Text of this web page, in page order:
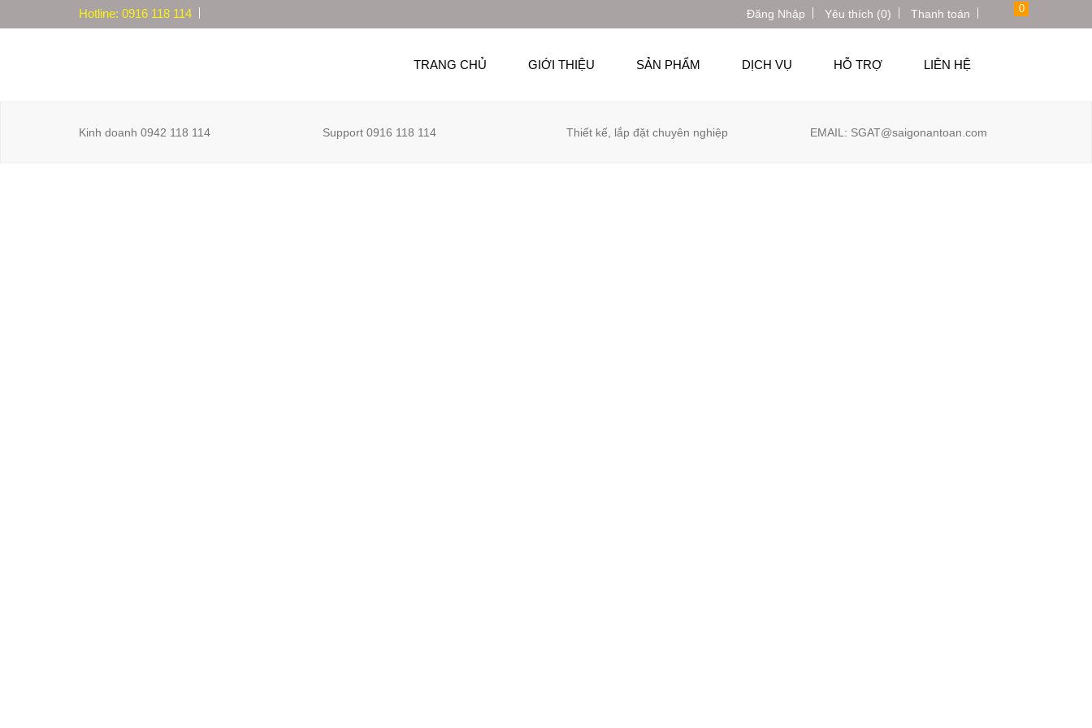
Hotline: 0916 118 114 Đăng Nhập Yêu thích (0) Thanh toán 0
TRANG CHỦ GIỚI THIỆU SẢN PHẨM DỊCH VỤ HỖ TRỢ LIÊN HỆ
Kinh doanh 0942 118 114 Support 0916 118 114 Thiết kế, lắp đặt chuyên nghiệp EMAIL: SGAT@saigonantoan.com